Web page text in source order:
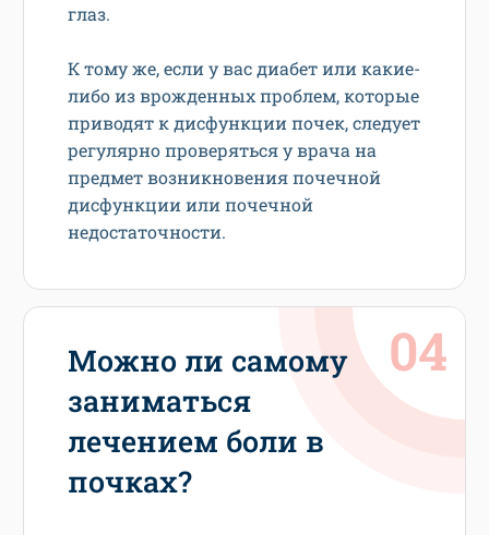
глаз.
К тому же, если у вас диабет или какие-
либо из врожденных проблем, которые
приводят к дисфункции почек, следует
регулярно проверяться у врача на
предмет возникновения почечной
дисфункции или почечной
недостаточности.
Можно ли самому
заниматься
лечением боли в
почках?